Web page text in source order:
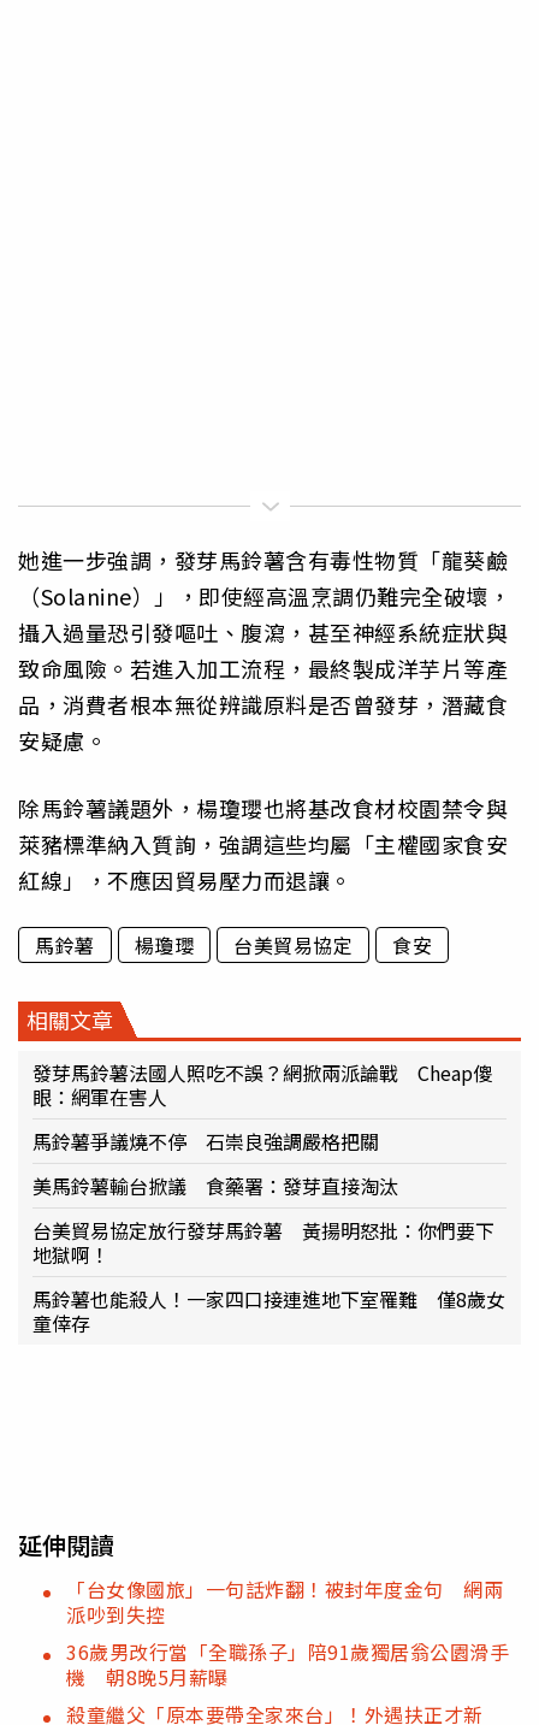
她進一步強調，發芽馬鈴薯含有毒性物質「龍葵鹼
（Solanine）」，即使經高溫烹調仍難完全破壞，
攝入過量恐引發嘔吐、腹瀉，甚至神經系統症狀與
致命風險。若進入加工流程，最終製成洋芋片等產
品，消費者根本無從辨識原料是否曾發芽，潛藏食
安疑慮。
除馬鈴薯議題外，楊瓊瓔也將基改食材校園禁令與
萊豬標準納入質詢，強調這些均屬「主權國家食安
紅線」，不應因貿易壓力而退讓。
馬鈴薯 楊瓊瓔 台美貿易協定 食安
相關文章
發芽馬鈴薯法國人照吃不誤？網掀兩派論戰 Cheap傻
眼：網軍在害人
馬鈴薯爭議燒不停 石崇良強調嚴格把關
美馬鈴薯輸台掀議 食藥署：發芽直接淘汰
台美貿易協定放行發芽馬鈴薯 黃揚明怒批：你們要下
地獄啊！
馬鈴薯也能殺人！一家四口接連進地下室罹難 僅8歲女
童倖存
延伸閱讀
「台女像國旅」一句話炸翻！被封年度金句 網兩
派吵到失控
36歲男改行當「全職孫子」陪91歲獨居翁公園滑手
機 朝8晚5月薪曝
殺童繼父「原本要帶全家來台」！外遇扶正才新